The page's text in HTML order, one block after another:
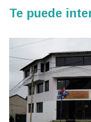
Te puede